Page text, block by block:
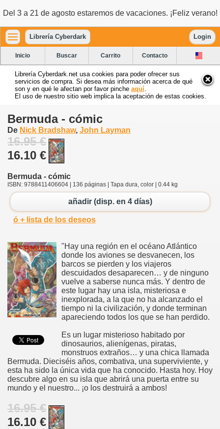
Del 3 a 21 de agosto estaremos de vacaciones. ¡Feliz verano!
Librería Cyberdark Login
Inicio Buscar Carrito Contacto
Librería Cyberdark.net usa cookies para poder ofrecer sus
servicios de compra. Si desea más información acerca de qué
son y en qué le afectan por favor pinche aquí
El uso de nuestro sitio web implica la aceptación de estas cookies.
Bermuda - cómic
De Nick Bradshaw, John Layman
16.95 €
16.10 €
Bermuda - cómic
ISBN: 9788411406604 | 136 páginas | Tapa dura, color | 0.44 kg
añadir (disp. en 4 días)
ó + lista de los deseos
"Hay una región en el océano Atlántico
donde los aviones se desvanecen, los
barcos se pierden y los viajeros
descuidados desaparecen… y de ninguno
vuelve a saberse nunca más. Y dentro de
este lugar hay una isla, misteriosa e
inexplorada, a la que no ha alcanzado el
tiempo ni la civilización, y donde terminan
apareciendo todos los que se han perdido.
Es un lugar misterioso habitado por
dinosaurios, alienígenas, piratas,
monstruos extraños… y una chica llamada
Bermuda. Dieciséis años, combativa, una superviviente, y
esta ha sido la única vida que ha conocido. Hasta hoy. Hoy
descubre algo en su isla que abrirá una puerta entre su
mundo y el nuestro... ¡o los destruirá a ambos!
16.95 €
16.10 €